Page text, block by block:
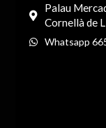
Palau
Cornellà de
Whatsapp